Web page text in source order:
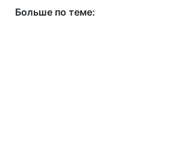
Больше по теме: